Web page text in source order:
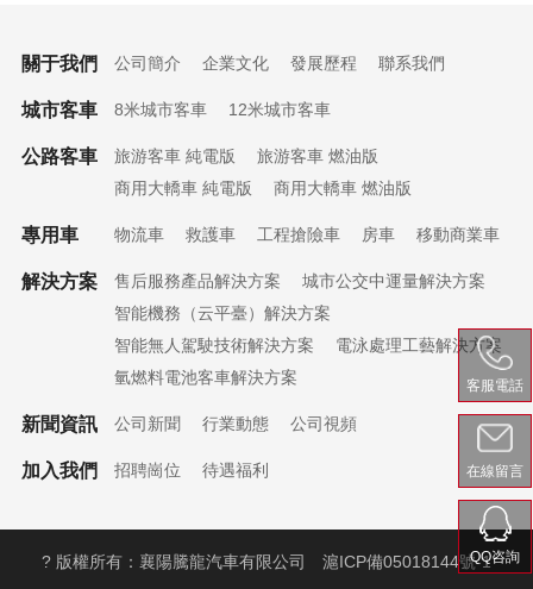
客服電話
在線留言
QQ咨詢
關于我們 公司簡介 企業文化 發展歷程 聯系我們
城市客車 8米城市客車 12米城市客車
公路客車 旅游客車 純電版
旅游客車 燃油版
商用大轎車 純電版
商用大轎車 燃油版
專用車 物流車 救護車 工程搶險車 房車 移動商業車
解決方案 售后服務產品解決方案
城市公交中運量解決方案
智能機務（云平臺）解決方案
智能無人駕駛技術解決方案
電泳處理工藝解決方案
氫燃料電池客車解決方案
新聞資訊 公司新聞 行業動態 公司視頻
加入我們 招聘崗位 待遇福利
? 版權所有：襄陽騰龍汽車有限公司 滬ICP備05018144號-1